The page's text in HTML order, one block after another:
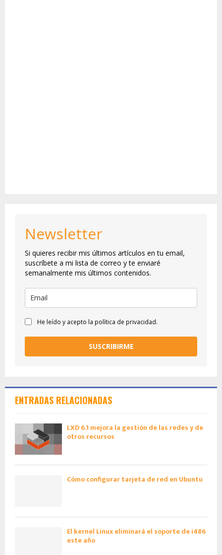
Newsletter
Si quieres recibir mis últimos artículos en tu email,
suscríbete a mi lista de correo y te enviaré
semanalmente mis últimos contenidos.
He leído y acepto la política de privacidad.
SUSCRIBIRME
ENTRADAS RELACIONADAS
LXD 6.1 mejora la gestión de las redes y de
otros recursos
Cómo configurar tarjeta de red en Ubuntu
El kernel Linux eliminará el soporte de i486
este año